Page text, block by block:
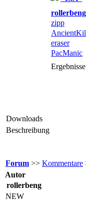
rollerbeng
zipp
eraser
PacManic
Ergebnisse
Downloads
Beschreibung
Forum >> Kommentare
Autor
rollerbeng
NEW